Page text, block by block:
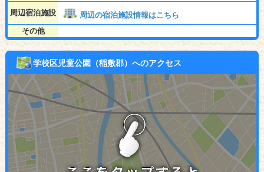
周辺宿泊施設
周辺の宿泊施設情報はこちら
その他
学校区児童公園（稲敷郡）へのアクセス